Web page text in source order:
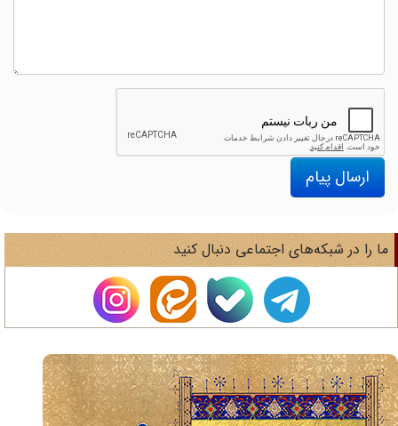
ارسال پیام
را در شبکه‌های اجتماعی دنبال کنید